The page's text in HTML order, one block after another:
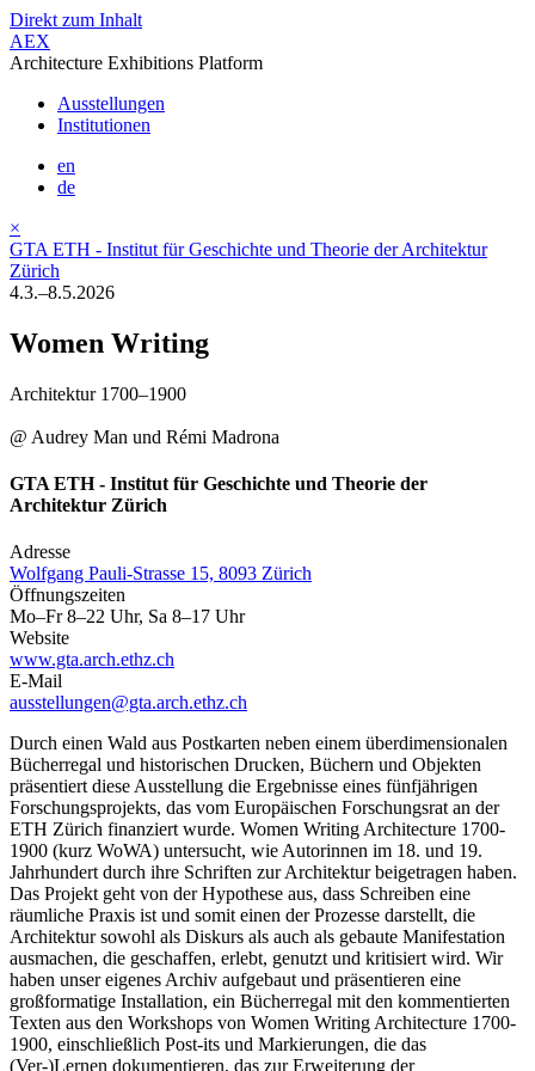
Direkt zum Inhalt
AEX
Architecture Exhibitions Platform
Ausstellungen
Institutionen
en
de
×
GTA ETH - Institut für Geschichte und Theorie der Architektur
Zürich
4.3.–8.5.2026
Women Writing
Architektur 1700–1900
@ Audrey Man und Rémi Madrona
GTA ETH - Institut für Geschichte und Theorie der
Architektur Zürich
Adresse
Wolfgang Pauli-Strasse 15, 8093 Zürich
Öffnungszeiten
Mo–Fr 8–22 Uhr, Sa 8–17 Uhr
Website
www.gta.arch.ethz.ch
E-Mail
ausstellungen@gta.arch.ethz.ch
Durch einen Wald aus Postkarten neben einem überdimensionalen
Bücherregal und historischen Drucken, Büchern und Objekten
präsentiert diese Ausstellung die Ergebnisse eines fünfjährigen
Forschungsprojekts, das vom Europäischen Forschungsrat an der
ETH Zürich finanziert wurde. Women Writing Architecture 1700-
1900 (kurz WoWA) untersucht, wie Autorinnen im 18. und 19.
Jahrhundert durch ihre Schriften zur Architektur beigetragen haben.
Das Projekt geht von der Hypothese aus, dass Schreiben eine
räumliche Praxis ist und somit einen der Prozesse darstellt, die
Architektur sowohl als Diskurs als auch als gebaute Manifestation
ausmachen, die geschaffen, erlebt, genutzt und kritisiert wird. Wir
haben unser eigenes Archiv aufgebaut und präsentieren eine
großformatige Installation, ein Bücherregal mit den kommentierten
Texten aus den Workshops von Women Writing Architecture 1700-
1900, einschließlich Post-its und Markierungen, die das
(Ver-)Lernen dokumentieren, das zur Erweiterung der